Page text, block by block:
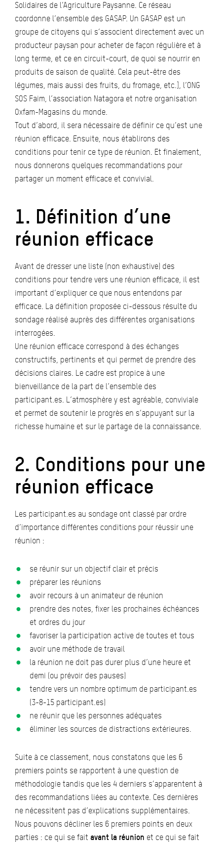
Solidaires de l’Agriculture Paysanne. Ce réseau
coordonne l’ensemble des GASAP. Un GASAP est un
groupe de citoyens qui s’associent directement avec un
producteur paysan pour acheter de façon régulière et à
long terme, et ce en circuit-court, de quoi se nourrir en
produits de saison de qualité. Cela peut-être des
légumes, mais aussi des fruits, du fromage, etc.], l’ONG
SOS Faim, l’association Natagora et notre organisation
Oxfam-Magasins du monde.
Tout d’abord, il sera nécessaire de définir ce qu’est une
réunion efficace. Ensuite, nous établirons des
conditions pour tenir ce type de réunion. Et finalement,
nous donnerons quelques recommandations pour
partager un moment efficace et convivial.
1. Définition d’une
réunion efficace
Avant de dresser une liste (non exhaustive) des
conditions pour tendre vers une réunion efficace, il est
important d’expliquer ce que nous entendons par
efficace. La définition proposée ci-dessous résulte du
sondage réalisé auprès des différentes organisations
interrogées.
Une réunion efficace correspond à des échanges
constructifs, pertinents et qui permet de prendre des
décisions claires. Le cadre est propice à une
bienveillance de la part de l’ensemble des
participant.es. L’atmosphère y est agréable, conviviale
et permet de soutenir le progrès en s’appuyant sur la
richesse humaine et sur le partage de la connaissance.
2. Conditions pour une
réunion efficace
Les participant.es au sondage ont classé par ordre
d’importance différentes conditions pour réussir une
réunion :
se réunir sur un objectif clair et précis
préparer les réunions
avoir recours à un animateur de réunion
prendre des notes, fixer les prochaines échéances
et ordres du jour
favoriser la participation active de toutes et tous
avoir une méthode de travail
la réunion ne doit pas durer plus d’une heure et
demi (ou prévoir des pauses)
tendre vers un nombre optimum de participant.es
(3-8-15 participant.es)
ne réunir que les personnes adéquates
éliminer les sources de distractions extérieures.
Suite à ce classement, nous constatons que les 6
premiers points se rapportent à une question de
méthodologie tandis que les 4 derniers s’apparentent à
des recommandations liées au contexte. Ces dernières
ne nécessitent pas d’explications supplémentaires.
Nous pouvons décliner les 6 premiers points en deux
parties : ce qui se fait avant la réunion et ce qui se fait